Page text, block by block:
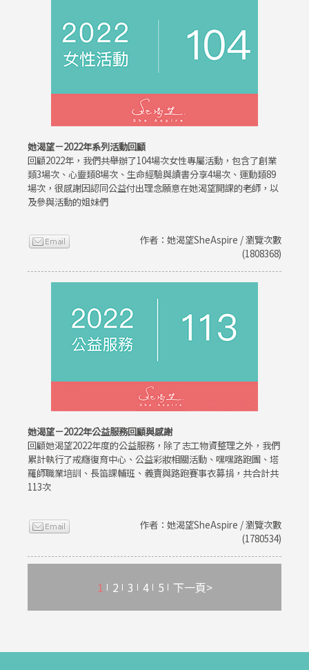
她渴望－2022年系列活動回顧
回顧2022年，我們共舉辦了104場次女性專屬活動，包含了創業
類3場次、心靈類8場次、生命經驗與讀書分享4場次、運動類89
場次，很感謝因認同公益付出理念願意在她渴望開課的老師，以
及參與活動的姐妹們
作者：她渴望SheAspire / 瀏覽次數
(1808368)
她渴望－2022年公益服務回顧與感謝
回顧她渴望2022年度的公益服務，除了志工物資整理之外，我們
累計執行了戒癮復育中心、公益彩妝相關活動、嘿嘿路跑團、塔
羅師職業培訓、長笛課輔班、義賣與路跑賽事衣募捐，共合計共
113次
作者：她渴望SheAspire / 瀏覽次數
(1780534)
1 2 3 4 5 下一頁>